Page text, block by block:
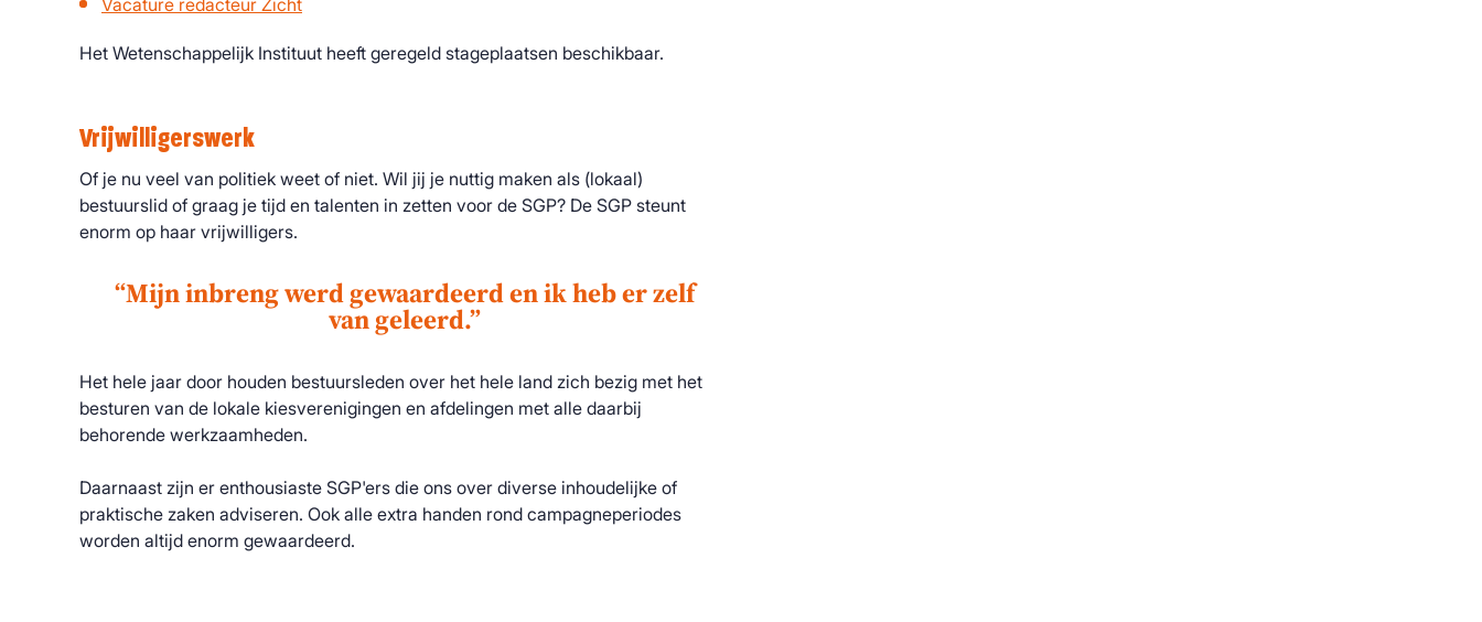
Vacature redacteur Zicht
Het Wetenschappelijk Instituut heeft geregeld stageplaatsen beschikbaar.
Vrijwilligerswerk
Of je nu veel van politiek weet of niet. Wil jij je nuttig maken als (lokaal)
bestuurslid of graag je tijd en talenten in zetten voor de SGP? De SGP steunt
enorm op haar vrijwilligers.
“Mijn inbreng werd gewaardeerd en ik heb er zelf
van geleerd.”
Het hele jaar door houden bestuursleden over het hele land zich bezig met het
besturen van de lokale kiesverenigingen en afdelingen met alle daarbij
behorende werkzaamheden.
Daarnaast zijn er enthousiaste SGP'ers die ons over diverse inhoudelijke of
praktische zaken adviseren. Ook alle extra handen rond campagneperiodes
worden altijd enorm gewaardeerd.